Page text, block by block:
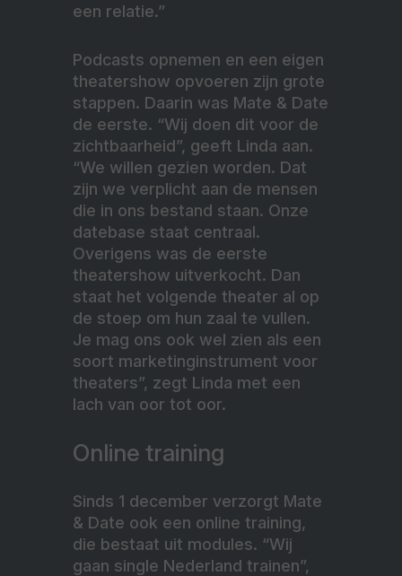
een relatie.”
Podcasts opnemen en een eigen
theatershow opvoeren zijn grote
stappen. Daarin was Mate & Date
de eerste. “Wij doen dit voor de
zichtbaarheid”, geeft Linda aan.
“We willen gezien worden. Dat
zijn we verplicht aan de mensen
die in ons bestand staan. Onze
datebase staat centraal.
Overigens was de eerste
theatershow uitverkocht. Dan
staat het volgende theater al op
de stoep om hun zaal te vullen.
Je mag ons ook wel zien als een
soort marketinginstrument voor
theaters”, zegt Linda met een
lach van oor tot oor.
Online training
Sinds 1 december verzorgt Mate
& Date ook een online training,
die bestaat uit modules. “Wij
gaan single Nederland trainen”,